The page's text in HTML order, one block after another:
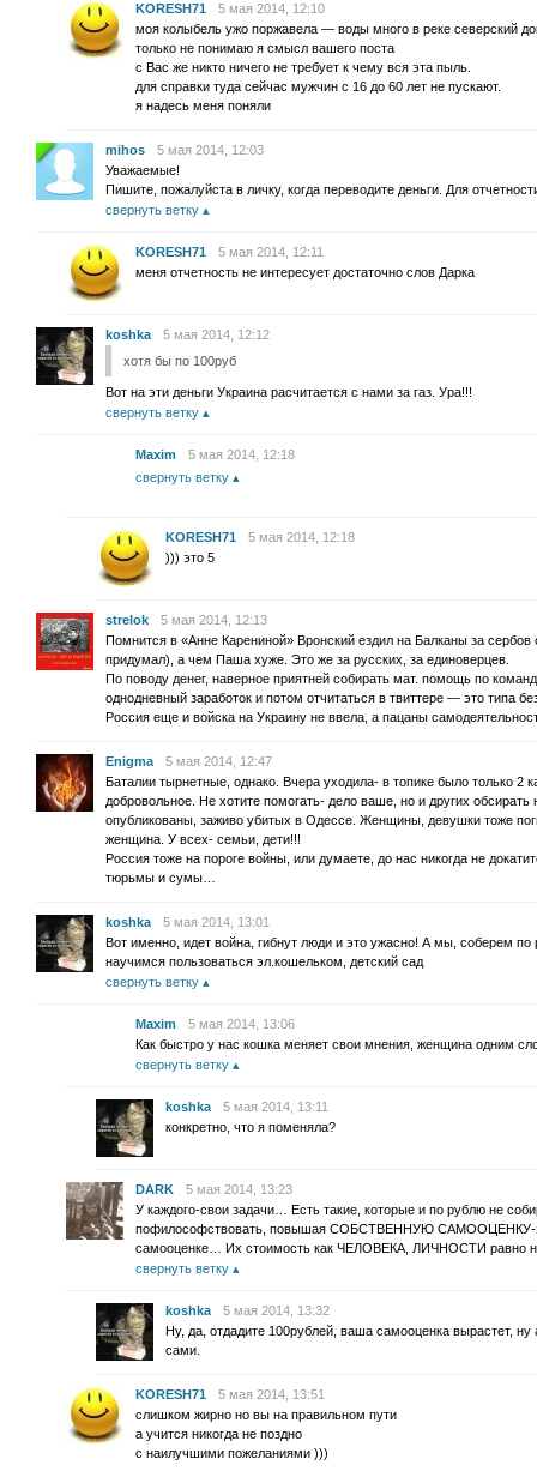
KORESH71
5 мая 2014, 12:10
моя колыбель ужо поржавела — воды много в реке северский
только не понимаю я смысл вашего поста
с Вас же никто ничего не требует к чему вся эта пыль.
для справки туда сейчас мужчин с 16 до 60 лет не пускают.
я надесь меня поняли
mihos
5 мая 2014, 12:03
Уважаемые!
Пишите, пожалуйста в личку, когда переводите деньги. Для
свернуть ветку
KORESH71
5 мая 2014, 12:11
меня отчетность не интересует достаточно слов Дарка
koshka
5 мая 2014, 12:12
хотя бы по 100руб
Вот на эти деньги Украина расчитается с нами за газ. Ура!!!
свернуть ветку
Maxim
5 мая 2014, 12:18
свернуть ветку
KORESH71
5 мая 2014, 12:18
))) это 5
strelok
5 мая 2014, 12:13
Помнится в «Анне Карениной» Вронский ездил на Балканы за сербов
придумал), а чем Паша хуже. Это же за русских, за единоверцев.
По поводу денег, наверное приятней собирать мат. помощь по
однодневный заработок и потом отчитаться в твиттере — это типа
Россия еще и войска на Украину не ввела, а пацаны
Enigma
5 мая 2014, 12:47
Баталии тырнетные, однако. Вчера уходила- в топике было только
добровольное. Не хотите помогать- дело ваше, но и других
опубликованы, заживо убитых в Одессе. Женщины, девушки тоже
женщина. У всех- семьи, дети!!!
Россия тоже на пороге войны, или думаете, до нас никогда не
тюрьмы и сумы…
koshka
5 мая 2014, 13:01
Вот именно, идет война, гибнут люди и это ужасно! А мы, соберем
научимся пользоваться эл.кошельком, детский сад
свернуть ветку
Maxim
5 мая 2014, 13:06
Как быстро у нас кошка меняет свои мнения, женщина одним
свернуть ветку
koshka
5 мая 2014, 13:11
конкретно, что я поменяла?
DARK
5 мая 2014, 13:23
У каждого-свои задачи… Есть такие, которые и по рублю не
пофилософствовать, повышая СОБСТВЕННУЮ САМООЦЕНКУ-
самооценке… Их стоимость как ЧЕЛОВЕКА, ЛИЧНОСТИ равно
свернуть ветку
koshka
5 мая 2014, 13:32
Ну, да, отдадите 100рублей, ваша самооценка вырастет,
сами.
KORESH71
5 мая 2014, 13:51
слишком жирно но вы на правильном пути
а учится никогда не поздно
с наилучшими пожеланиями )))